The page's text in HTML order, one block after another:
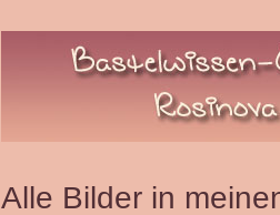
Alle Bilder in